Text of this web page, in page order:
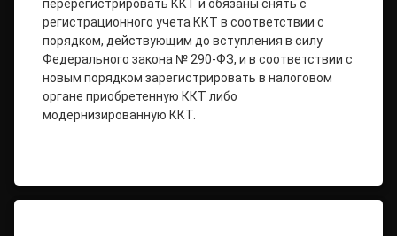
перерегистрировать ККТ и обязаны снять с
регистрационного учета ККТ в соответствии с
порядком, действующим до вступления в силу
Федерального закона № 290-ФЗ, и в соответствии с
новым порядком зарегистрировать в налоговом
органе приобретенную ККТ либо
модернизированную ККТ.